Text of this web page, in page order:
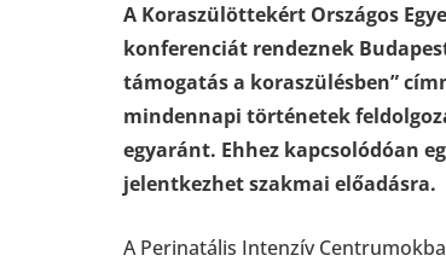
A Koraszülöttekért Országos
konferenciát rendeznek
támogatás a koraszülésben”
mindennapi történetek
egyaránt. Ehhez kapcsolódóan
jelentkezhet szakmai előadásra.
A Perinatális Intenzív